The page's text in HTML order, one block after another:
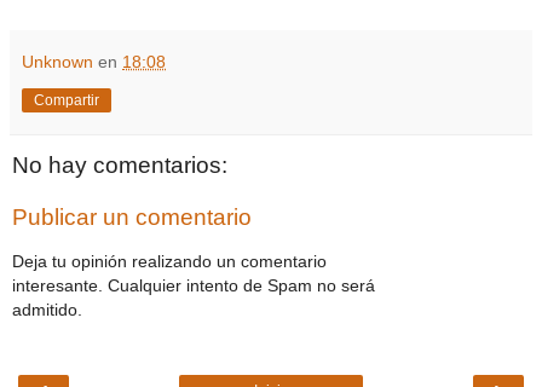
Unknown en 18:08
Compartir
No hay comentarios:
Publicar un comentario
Deja tu opinión realizando un comentario
interesante. Cualquier intento de Spam no será
admitido.